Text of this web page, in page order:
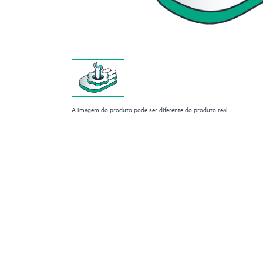
A imagem do produto pode ser diferente do produto real